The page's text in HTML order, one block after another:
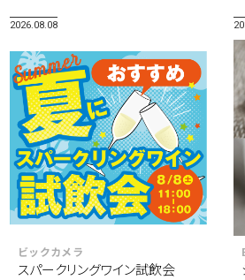
2026.08.08
ビックカメラ
スパークリングワイン試飲会